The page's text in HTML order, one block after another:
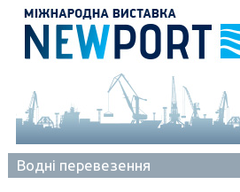
Водні перевезення